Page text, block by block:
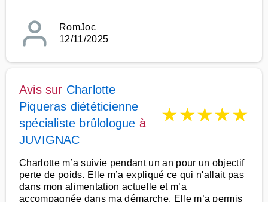
RomJoc
12/11/2025
Avis sur Charlotte
Piqueras diététicienne
spécialiste brûlologue à
JUVIGNAC
★★★★★
Charlotte m’a suivie pendant un an pour un objectif
perte de poids. Elle m’a expliqué ce qui n'allait pas
dans mon alimentation actuelle et m’a
accompagnée dans ma démarche. Elle m’a permis